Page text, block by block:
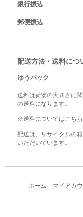
銀行振込
郵便振込
配送方法・送料につ
ゆうパック
送料は荷物の大きさに
の送料になります。
※送料についてはこちら
配送は、リサイクルの
いただいています。
ホーム マイアカウ